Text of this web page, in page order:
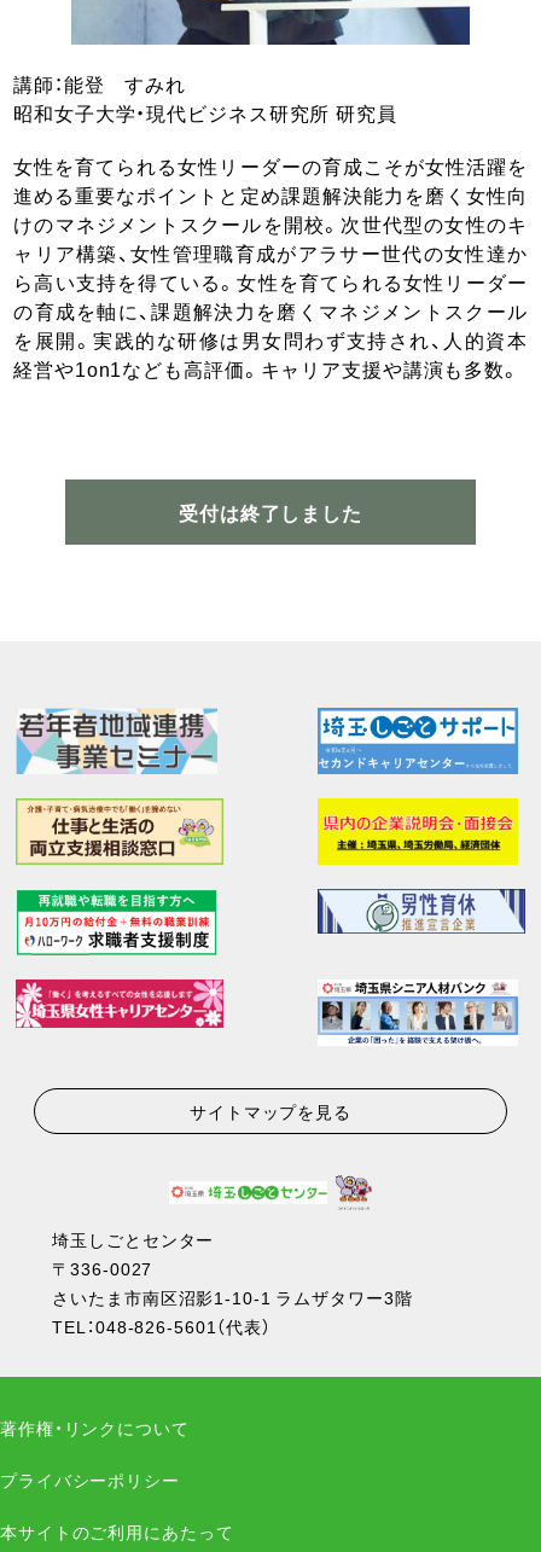
講師：能登 すみれ
昭和女子大学・現代ビジネス研究所 研究員
女性を育てられる女性リーダーの育成こそが女性活躍を
進める重要なポイントと定め課題解決能力を磨く女性向
けのマネジメントスクールを開校。次世代型の女性のキ
ャリア構築、女性管理職育成がアラサー世代の女性達か
ら高い支持を得ている。女性を育てられる女性リーダー
の育成を軸に、課題解決力を磨くマネジメントスクール
を展開。実践的な研修は男女問わず支持され、人的資本
経営や1on1なども高評価。キャリア支援や講演も多数。
受付は終了しました
サイトマップを見る
埼玉しごとセンター
〒336-0027
さいたま市南区沼影1-10-1 ラムザタワー3階
TEL：048-826-5601（代表）
著作権・リンクについて
プライバシーポリシー
本サイトのご利用にあたって